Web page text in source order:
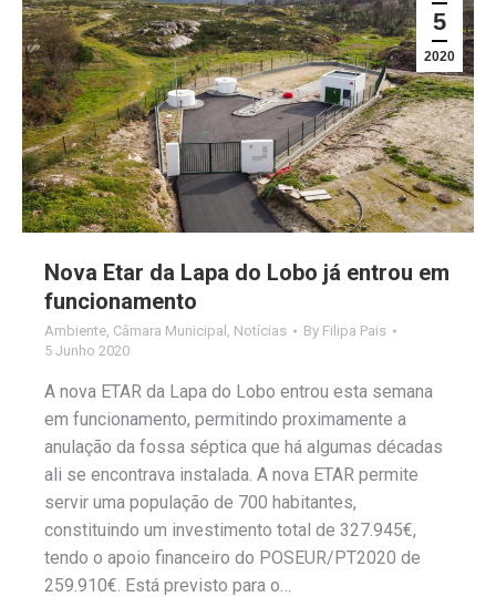
5
2020
Nova Etar da Lapa do Lobo já entrou em
funcionamento
Ambiente, Câmara Municipal , Notícias By Filipa Pais
5 Junho 2020
A nova ETAR da Lapa do Lobo entrou esta semana
em funcionamento, permitindo proximamente a
anulação da fossa séptica que há algumas décadas
ali se encontrava instalada. A nova ETAR permite
servir uma população de 700 habitantes,
constituindo um investimento total de 327.945€,
tendo o apoio financeiro do POSEUR/PT2020 de
259.910€. Está previsto para o…